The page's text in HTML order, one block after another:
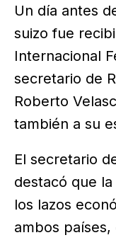
Un día antes
suizo fue
Internacional
secretario de
Roberto
también a su
El secretario
destacó que
los lazos
ambos